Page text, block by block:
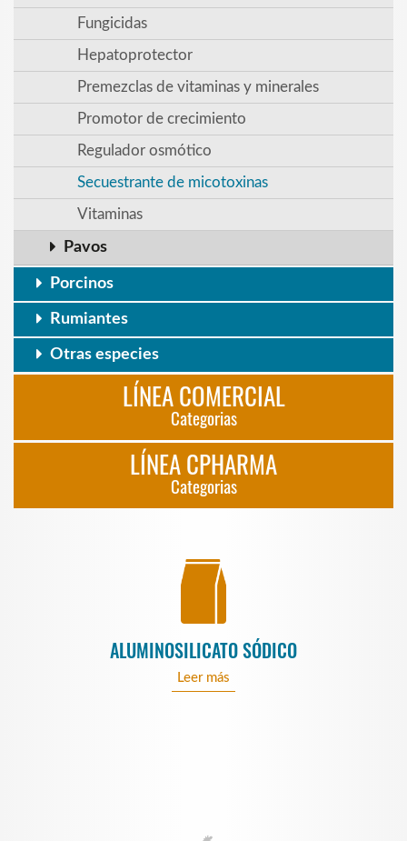
Fungicidas
Hepatoprotector
Premezclas de vitaminas y minerales
Promotor de crecimiento
Regulador osmótico
Secuestrante de micotoxinas
Vitaminas
Pavos
Porcinos
Rumiantes
Otras especies
LÍNEA COMERCIAL
Categorias
LÍNEA CPHARMA
Categorias
ALUMINOSILICATO SÓDICO
Leer más